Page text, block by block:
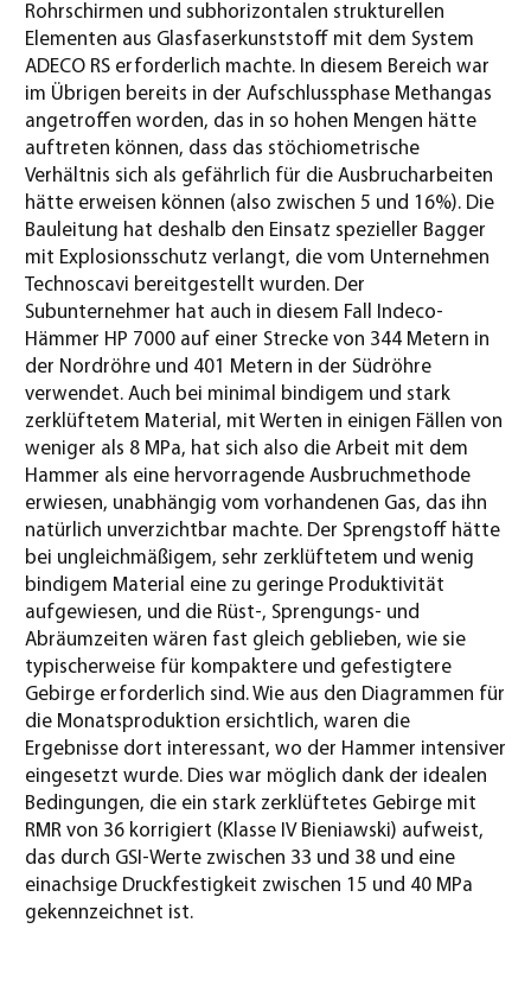
Rohrschirmen und subhorizontalen strukturellen
Elementen aus Glasfaserkunststoff mit dem System
ADECO RS erforderlich machte. In diesem Bereich war
im Übrigen bereits in der Aufschlussphase Methangas
angetroffen worden, das in so hohen Mengen hätte
auftreten können, dass das stöchiometrische
Verhältnis sich als gefährlich für die Ausbrucharbeiten
hätte erweisen können (also zwischen 5 und 16%). Die
Bauleitung hat deshalb den Einsatz spezieller Bagger
mit Explosionsschutz verlangt, die vom Unternehmen
Technoscavi bereitgestellt wurden. Der
Subunternehmer hat auch in diesem Fall Indeco-
Hämmer HP 7000 auf einer Strecke von 344 Metern in
der Nordröhre und 401 Metern in der Südröhre
verwendet. Auch bei minimal bindigem und stark
zerklüftetem Material, mit Werten in einigen Fällen von
weniger als 8 MPa, hat sich also die Arbeit mit dem
Hammer als eine hervorragende Ausbruchmethode
erwiesen, unabhängig vom vorhandenen Gas, das ihn
natürlich unverzichtbar machte. Der Sprengstoff hätte
bei ungleichmäßigem, sehr zerklüftetem und wenig
bindigem Material eine zu geringe Produktivität
aufgewiesen, und die Rüst-, Sprengungs- und
Abräumzeiten wären fast gleich geblieben, wie sie
typischerweise für kompaktere und gefestigtere
Gebirge erforderlich sind. Wie aus den Diagrammen für
die Monatsproduktion ersichtlich, waren die
Ergebnisse dort interessant, wo der Hammer intensiver
eingesetzt wurde. Dies war möglich dank der idealen
Bedingungen, die ein stark zerklüftetes Gebirge mit
RMR von 36 korrigiert (Klasse IV Bieniawski) aufweist,
das durch GSI-Werte zwischen 33 und 38 und eine
einachsige Druckfestigkeit zwischen 15 und 40 MPa
gekennzeichnet ist.